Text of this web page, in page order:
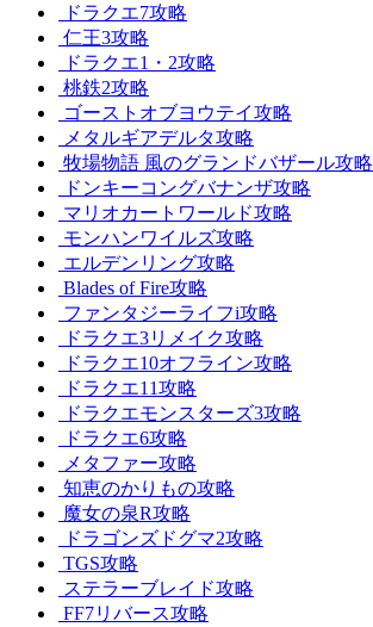
ドラクエ7攻略
仁王3攻略
ドラクエ1・2攻略
桃鉄2攻略
ゴーストオブヨウテイ攻略
メタルギアデルタ攻略
牧場物語 風のグランドバザール攻略
ドンキーコングバナンザ攻略
マリオカートワールド攻略
モンハンワイルズ攻略
エルデンリング攻略
Blades of Fire攻略
ファンタジーライフi攻略
ドラクエ3リメイク攻略
ドラクエ10オフライン攻略
ドラクエ11攻略
ドラクエモンスターズ3攻略
ドラクエ6攻略
メタファー攻略
知恵のかりもの攻略
魔女の泉R攻略
ドラゴンズドグマ2攻略
TGS攻略
ステラーブレイド攻略
FF7リバース攻略